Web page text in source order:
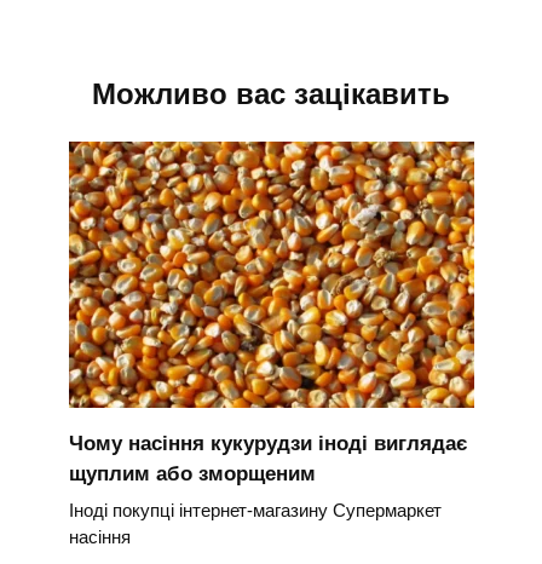
Можливо вас зацікавить
Чому насіння кукурудзи іноді виглядає
щуплим або зморщеним
Іноді покупці інтернет-магазину Супермаркет
насіння